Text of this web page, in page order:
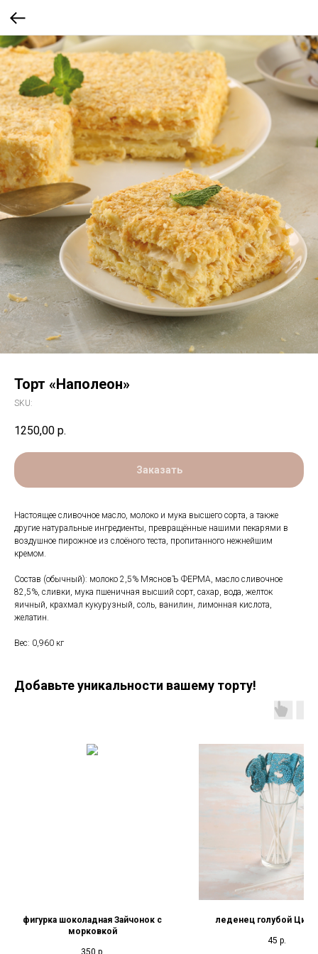
Торт «Наполеон»
SKU:
1250,00 р.
Заказать
Настоящее сливочное масло, молоко и мука высшего сорта, а также
другие натуральные ингредиенты, превращённые нашими пекарями в
воздушное пирожное из слоёного теста, пропитанного нежнейшим
кремом.
Состав (обычный): молоко 2,5% МясновЪ ФЕРМА, масло сливочное
82,5%, сливки, мука пшеничная высший сорт, сахар, вода, желток
яичный, крахмал кукурузный, соль, ванилин, лимонная кислота,
желатин.
Вес: 0,960 кг
Добавьте уникальности вашему торту!
фигурка шоколадная Зайчонок с
морковкой
350 р.
леденец голубой
45 р.